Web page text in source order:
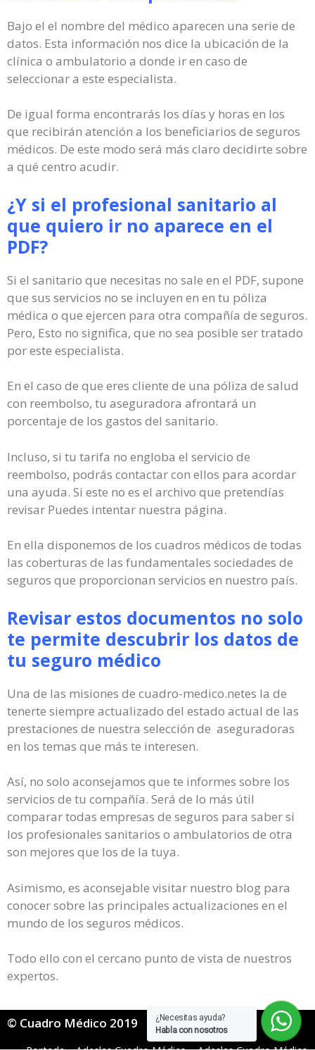
¿Necesitas ayuda?
Habla con nosotros
Bajo el el nombre del médico aparecen una serie de
datos. Esta información nos dice la ubicación de la
clínica o ambulatorio a donde ir en caso de
seleccionar a este especialista.
De igual forma encontrarás los días y horas en los
que recibirán atención a los beneficiarios de seguros
médicos. De este modo será más claro decidirte sobre
a qué centro acudir.
¿Y si el profesional sanitario al
que quiero ir no aparece en el
PDF?
Si el sanitario que necesitas no sale en el PDF, supone
que sus servicios no se incluyen en en tu póliza
médica o que ejercen para otra compañía de seguros.
Pero, Esto no significa, que no sea posible ser tratado
por este especialista.
En el caso de que eres cliente de una póliza de salud
con reembolso, tu aseguradora afrontará un
porcentaje de los gastos del sanitario.
Incluso, si tu tarifa no engloba el servicio de
reembolso, podrás contactar con ellos para acordar
una ayuda. Si este no es el archivo que pretendías
revisar Puedes intentar nuestra página.
En ella disponemos de los cuadros médicos de todas
las coberturas de las fundamentales sociedades de
seguros que proporcionan servicios en nuestro país.
Revisar estos documentos no solo
te permite descubrir los datos de
tu seguro médico
Una de las misiones de cuadro-medico.netes la de
tenerte siempre actualizado del estado actual de las
prestaciones de nuestra selección de aseguradoras
en los temas que más te interesen.
Así, no solo aconsejamos que te informes sobre los
servicios de tu compañía. Será de lo más útil
comparar todas empresas de seguros para saber si
los profesionales sanitarios o ambulatorios de otra
son mejores que los de la tuya.
Asimismo, es aconsejable visitar nuestro blog para
conocer sobre las principales actualizaciones en el
mundo de los seguros médicos.
Todo ello con el cercano punto de vista de nuestros
expertos.
© Cuadro Médico 2019